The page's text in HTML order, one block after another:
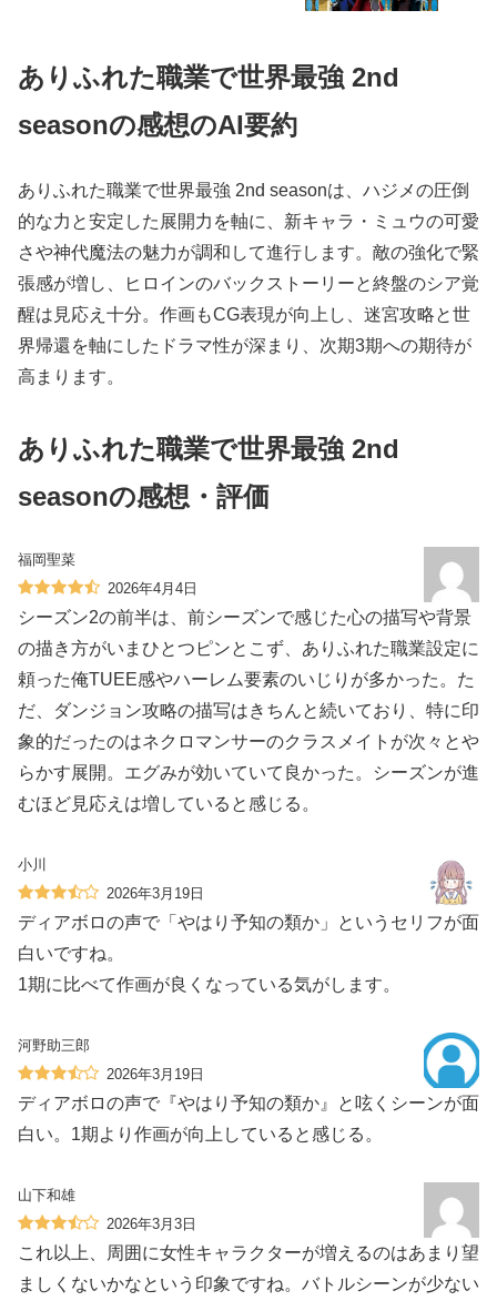
ありふれた職業で世界最強 2nd
seasonの感想のAI要約
ありふれた職業で世界最強 2nd seasonは、ハジメの圧倒
的な力と安定した展開力を軸に、新キャラ・ミュウの可愛
さや神代魔法の魅力が調和して進行します。敵の強化で緊
張感が増し、ヒロインのバックストーリーと終盤のシア覚
醒は見応え十分。作画もCG表現が向上し、迷宮攻略と世
界帰還を軸にしたドラマ性が深まり、次期3期への期待が
高まります。
ありふれた職業で世界最強 2nd
seasonの感想・評価
福岡聖菜
2026年4月4日
シーズン2の前半は、前シーズンで感じた心の描写や背景
の描き方がいまひとつピンとこず、ありふれた職業設定に
頼った俺TUEE感やハーレム要素のいじりが多かった。た
だ、ダンジョン攻略の描写はきちんと続いており、特に印
象的だったのはネクロマンサーのクラスメイトが次々とや
らかす展開。エグみが効いていて良かった。シーズンが進
むほど見応えは増していると感じる。
小川
2026年3月19日
ディアボロの声で「やはり予知の類か」というセリフが面
白いですね。
1期に比べて作画が良くなっている気がします。
河野助三郎
2026年3月19日
ディアボロの声で『やはり予知の類か』と呟くシーンが面
白い。1期より作画が向上していると感じる。
山下和雄
2026年3月3日
これ以上、周囲に女性キャラクターが増えるのはあまり望
ましくないかなという印象ですね。バトルシーンが少ない